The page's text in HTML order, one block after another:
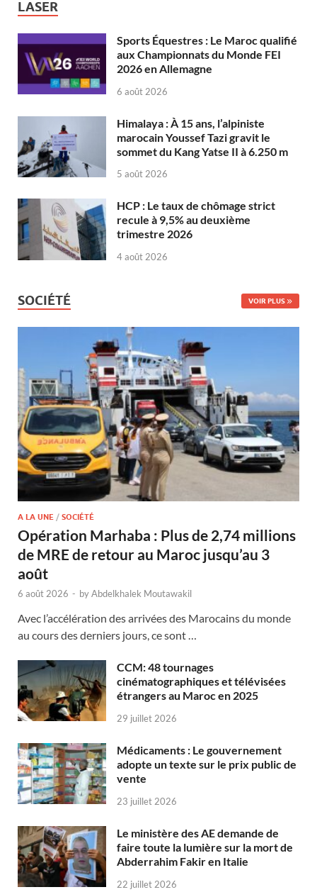
LASER
Sports Équestres : Le Maroc qualifié
aux Championnats du Monde FEI
2026 en Allemagne
6 août 2026
Himalaya : À 15 ans, l’alpiniste
marocain Youssef Tazi gravit le
sommet du Kang Yatse II à 6.250 m
5 août 2026
HCP : Le taux de chômage strict
recule à 9,5% au deuxième
trimestre 2026
4 août 2026
SOCIÉTÉ VOIR PLUS
A LA UNE / SOCIÉTÉ
Opération Marhaba : Plus de 2,74 millions
de MRE de retour au Maroc jusqu’au 3
août
6 août 2026 - byAbdelkhalek Moutawakil
Avec l’accélération des arrivées des Marocains du monde
au cours des derniers jours, ce sont …
CCM: 48 tournages
cinématographiques et télévisées
étrangers au Maroc en 2025
29 juillet 2026
Médicaments : Le gouvernement
adopte un texte sur le prix public de
vente
23 juillet 2026
Le ministère des AE demande de
faire toute la lumière sur la mort de
Abderrahim Fakir en Italie
22 juillet 2026